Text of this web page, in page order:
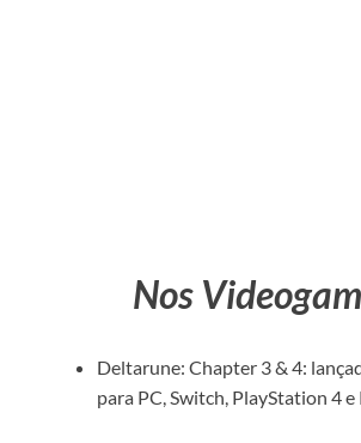
Nos
Deltarune: Chapter 3 & 4:
para PC, Switch, PlayStation 4